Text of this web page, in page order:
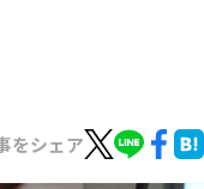
をシェア